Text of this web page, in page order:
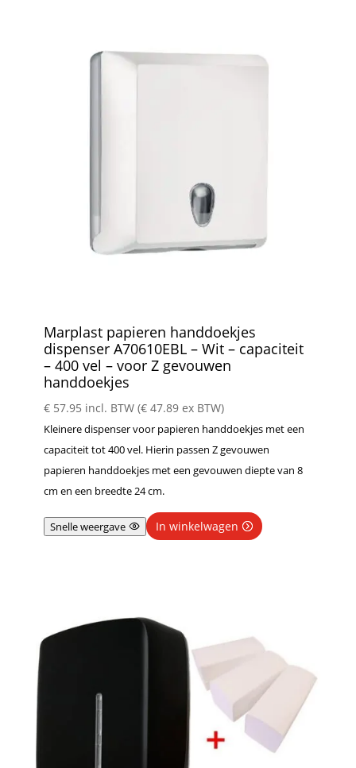
Marplast papieren handdoekjes
dispenser A70610EBL – Wit – capaciteit
– 400 vel – voor Z gevouwen
handdoekjes
€57.95 incl. BTW (€47.89ex BTW)
Kleinere dispenser voor papieren handdoekjes met een
capaciteit tot 400 vel. Hierin passen Z gevouwen
papieren handdoekjes met een gevouwen diepte van 8
cm en een breedte 24 cm.
Snelle weergave In winkelwagen